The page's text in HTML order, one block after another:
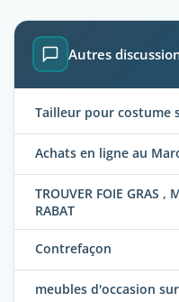
Autres
Tailleur pour costume
Achats en ligne au
TROUVER FOIE GRAS ,
RABAT
Contrefaçon
meubles d'occasion